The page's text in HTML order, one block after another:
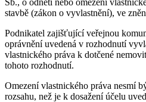
stavbě (zákon o vyvlastnění), ve
Podnikatel zajišťující veřejnou
oprávnění uvedená v rozhodnutí
vlastnického práva k dotčené
tohoto rozhodnutí.
Omezení vlastnického práva nesmí
rozsahu, než je k dosažení účelu